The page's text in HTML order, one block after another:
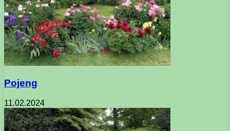
Pojeng
11.02.2024